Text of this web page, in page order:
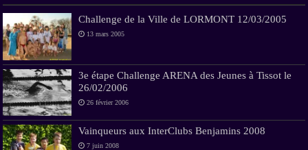
Challenge de la Ville de LORMONT 12/03/2005
13 mars 2005
3e étape Challenge ARENA des Jeunes à Tissot le
26/02/2006
26 février 2006
Vainqueurs aux InterClubs Benjamins 2008
7 juin 2008